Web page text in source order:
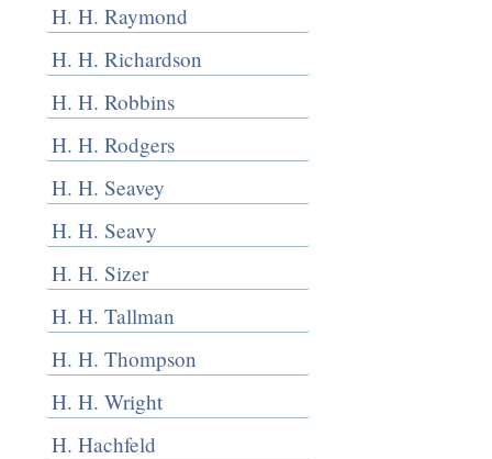
H. H. Raymond
H. H. Richardson
H. H. Robbins
H. H. Rodgers
H. H. Seavey
H. H. Seavy
H. H. Sizer
H. H. Tallman
H. H. Thompson
H. H. Wright
H. Hachfeld